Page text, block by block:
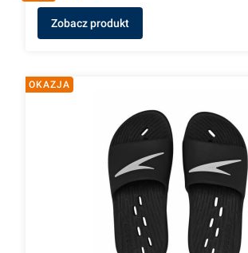
Zobacz produkt
OKAZJA